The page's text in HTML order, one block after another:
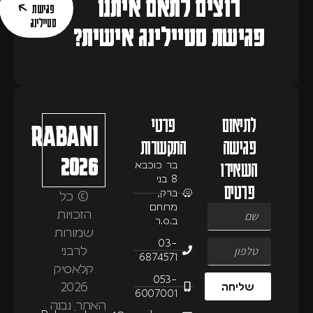
רוצים לתאם איתנו
פגישת סטיילינג אישית?
פגישת
סטיילינג
RABANI
2026
© כל
הזכויות
שמורות
לרבני
קלאסיק
2026
האתר נבנה
פרטי
התקשרות
בר כוכבא
8 בני
ברק,
מתחם
ב.ס.ר
03-
6874571
053-
6007001
לתיאום
פגישה
השאירו
פרטים
שליחה